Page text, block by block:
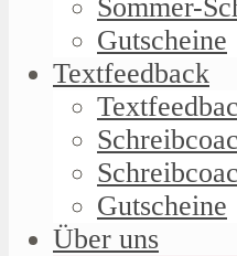
Sommer-
Gutscheine
Textfeedback
Gutscheine
Über uns